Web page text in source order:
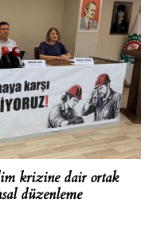
krizine dair ortak
düzenleme